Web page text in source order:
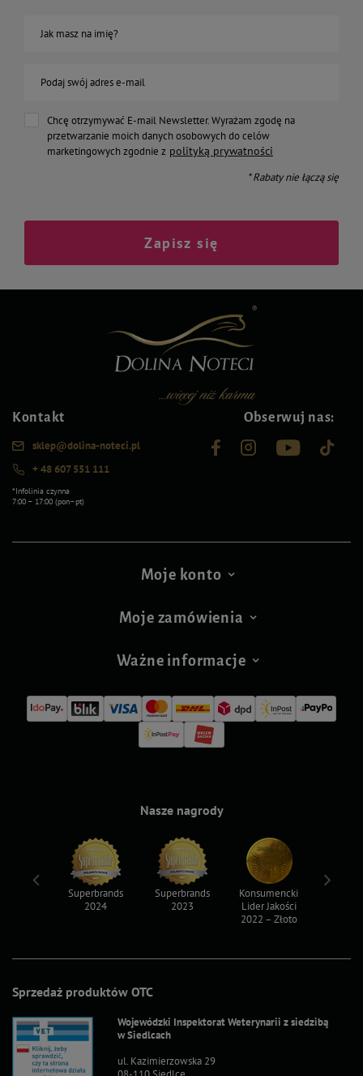
Jak masz na imię?
Podaj swój adres e-mail
Chcę otrzymywać E-mail Newsletter. Wyrażam zgodę na
przetwarzanie moich danych osobowych do celów
marketingowych zgodnie z polityką prywatności
* Rabaty nie łączą się
Zapisz się
Kontakt
sklep@dolina-noteci.pl
+ 48 607 551 111
*Infolinia czynna
7:00 – 17:00 (pon–pt)
Obserwuj nas:
Moje konto
Moje zamówienia
Ważne informacje
Sprzedaż produktów OTC
Wojewódzki Inspektorat Weterynarii z siedzibą
w Siedlcach
ul. Kazimierzowska 29
Nasze nagrody
Superbrands
2024
Superbrands
2023
Konsumencki
Lider Jakości
2022 – Złoto